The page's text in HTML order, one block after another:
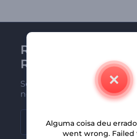
Receba a
Renderforest
Seja um dos primeiros a
nossas últimas novidades e
Alguma coisa deu
went wrong. Failed